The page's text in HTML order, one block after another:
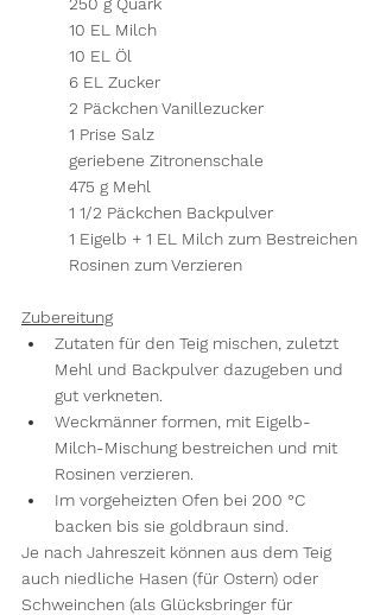
10 EL Milch
10 EL Öl
6 EL Zucker
2 Päckchen Vanillezucker
1 Prise Salz
geriebene Zitronenschale
475 g Mehl
1 1/2 Päckchen Backpulver
1 Eigelb + 1 EL Milch zum Bestreichen
Rosinen zum Verzieren
Zubereitung
Zutaten für den Teig mischen, zuletzt
Mehl und Backpulver dazugeben und
gut verkneten.
Weckmänner formen, mit Eigelb-
Milch-Mischung bestreichen und mit
Rosinen verzieren.
Im vorgeheizten Ofen bei 200 °C
backen bis sie goldbraun sind.
Je nach Jahreszeit können aus dem Teig
auch niedliche Hasen (für Ostern) oder
Schweinchen (als Glücksbringer für